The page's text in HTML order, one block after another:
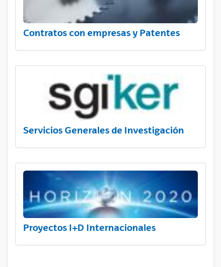
Contratos con empresas y Patentes
Servicios Generales de Investigación
Proyectos I+D Internacionales